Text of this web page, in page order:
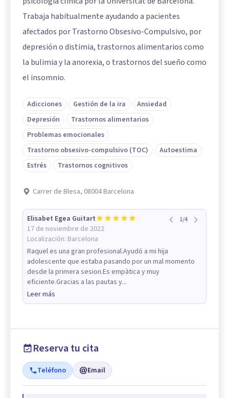
Trabaja habitualmente ayudando a pacientes
afectados por Trastorno Obsesivo-Compulsivo, por
depresión o distimia, trastornos alimentarios como
la bulimia y la anorexia, o trastornos del sueño como
el insomnio.
Adicciones Gestión de la ira
Ansiedad
Depresión
Trastornos alimentarios
Problemas emocionales
Trastorno obsesivo-compulsivo (TOC)
Autoestima
Estrés
Trastornos cognitivos
Carrer de Blesa, 08004 Barcelona
Elisabet Egea Guitart
17 de noviembre de 2022
Localización: Barcelona
1/4
Raquel es una gran profesional.Ayudó a mi hija
adolescente que estaba pasando por un mal momento
desde la primera sesion.Es empàtica y muy
eficiente.Gracias a las pautas y...
Leer más
Reserva tu cita
Teléfono Email